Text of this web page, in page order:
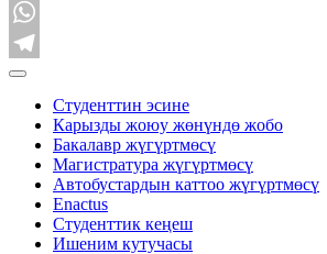
Odnoklassniki
WhatsApp
Telegram
Студенттин эсине
Карызды жоюу жөнүндө жобо
Бакалавр жүгүртмөсү
Магистратура жүгүртмөсү
Автобустардын каттоо жүгүртмөсү
Enactus
Студенттик кеңеш
Ишеним кутучасы